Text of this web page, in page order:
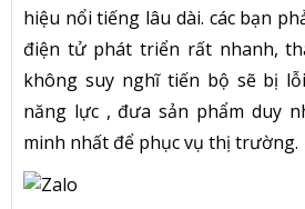
hiệu nổi tiếng lâu dài. các bạn
điện tử phát triển rất nhanh,
không suy nghĩ tiến bộ sẽ bị
năng lực , đưa sản phẩm duy
minh nhất để phục vụ thị trường.